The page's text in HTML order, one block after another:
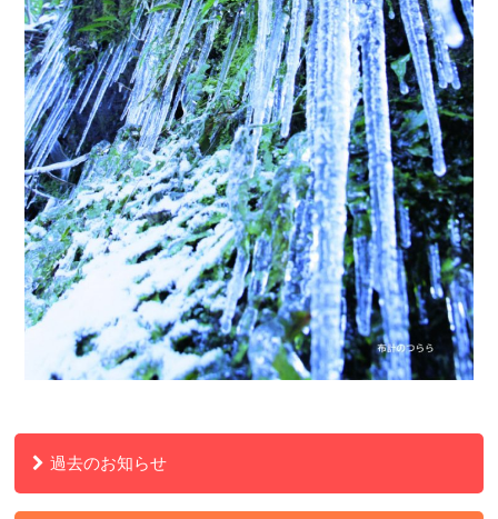
過去のお知らせ